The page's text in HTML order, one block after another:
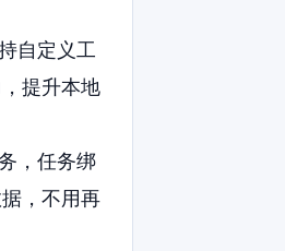
自定义工
提升本地
，任务绑
，不用再